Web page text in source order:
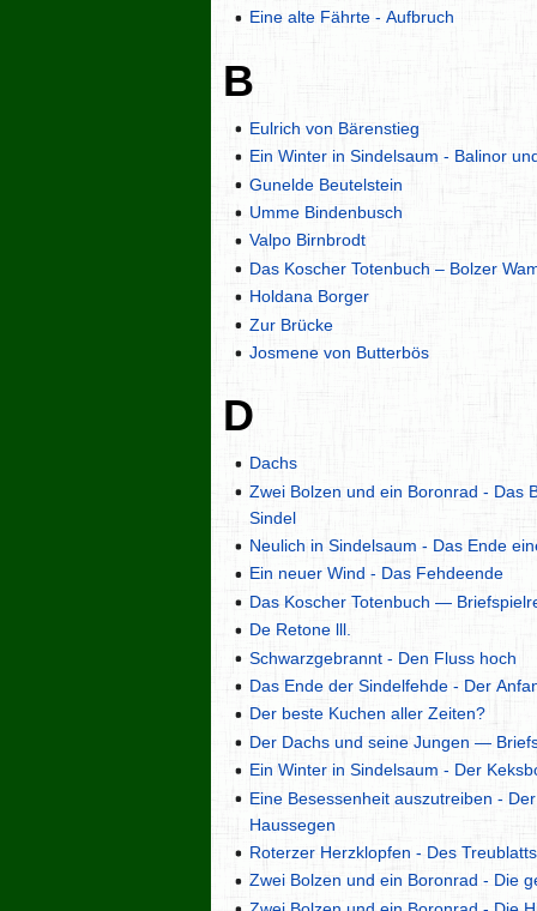
Eine alte Fährte - Aufbruch
B
Eulrich von Bärenstieg
Ein Winter in Sindelsaum - Balinor
Gunelde Beutelstein
Umme Bindenbusch
Valpo Birnbrodt
Das Koscher Totenbuch – Bolzer
Holdana Borger
Zur Brücke
Josmene von Butterbös
D
Dachs
Zwei Bolzen und ein Boronrad - Das
Sindel
Neulich in Sindelsaum - Das Ende
Ein neuer Wind - Das Fehdeende
Das Koscher Totenbuch —
De Retone lll.
Schwarzgebrannt - Den Fluss hoch
Das Ende der Sindelfehde - Der
Der beste Kuchen aller Zeiten?
Der Dachs und seine Jungen —
Ein Winter in Sindelsaum - Der
Eine Besessenheit auszutreiben -
Haussegen
Roterzer Herzklopfen - Des
Zwei Bolzen und ein Boronrad - Die